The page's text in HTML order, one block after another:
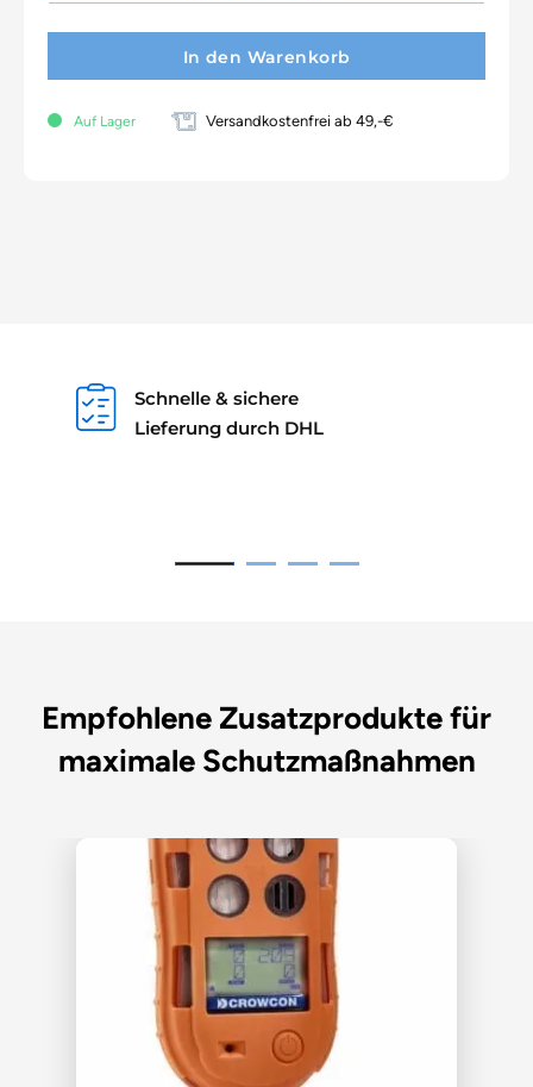
In den Warenkorb
Auf Lager Versandkostenfrei ab 49,-€
Schnelle & sichere
Lieferung durch DHL
Empfohlene Zusatzprodukte für
maximale Schutzmaßnahmen